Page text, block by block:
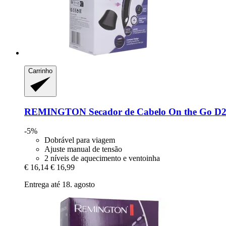
Carrinho
REMINGTON Secador de Cabelo On the Go
-5%
Dobrável para viagem
Ajuste manual de tensão
2 níveis de aquecimento e ventoinha
€ 16,14 € 16,99
Entrega até 18. agosto